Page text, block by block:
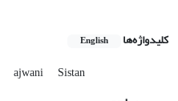
کلیدواژه‌ها English
ajwani Sistan